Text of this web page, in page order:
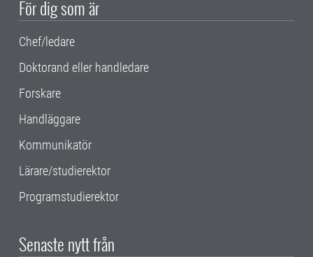
För dig som är
Chef/ledare
Doktorand eller handledare
Forskare
Handläggare
Kommunikatör
Lärare/studierektor
Programstudierektor
Senaste nytt från